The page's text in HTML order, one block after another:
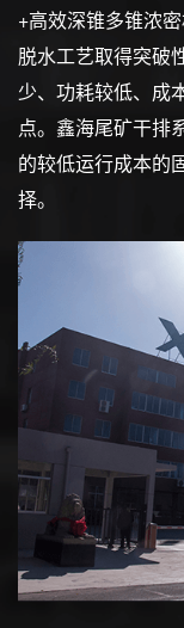
+高效深锥多锥浓
脱水工艺取得突破
少、功耗较低、成
点。鑫海尾矿干排
的较低运行成本的
择。